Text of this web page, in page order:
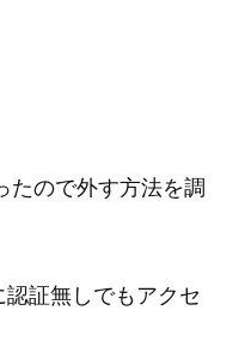
たので外す方法を調
証無しでもアクセ